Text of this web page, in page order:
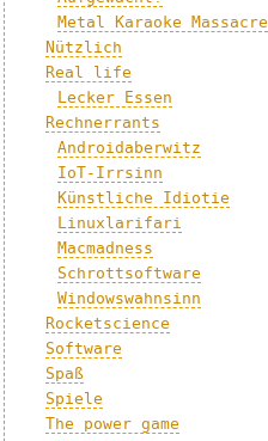
Metal Karaoke Massacre
Nützlich
Real life
Lecker Essen
Rechnerrants
Androidaberwitz
IoT-Irrsinn
Künstliche Idiotie
Linuxlarifari
Macmadness
Schrottsoftware
Windowswahnsinn
Rocketscience
Software
Spaß
Spiele
The power game